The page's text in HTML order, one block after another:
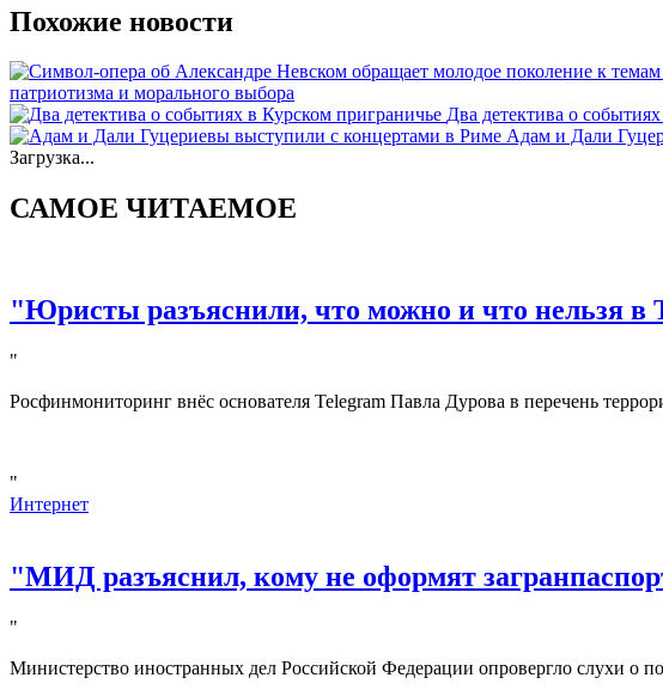
Похожие новости
патриотизма и морального выбора
Два детектива о
Адам и Дали
Загрузка...
САМОЕ ЧИТАЕМОЕ
"Юристы разъяснили, что можно и что нельзя в
"
Росфинмониторинг внёс основателя Telegram Павла Дурова в перечень
"
Интернет
"МИД разъяснил, кому не оформят
"
Министерство иностранных дел Российской Федерации опровергло слухи